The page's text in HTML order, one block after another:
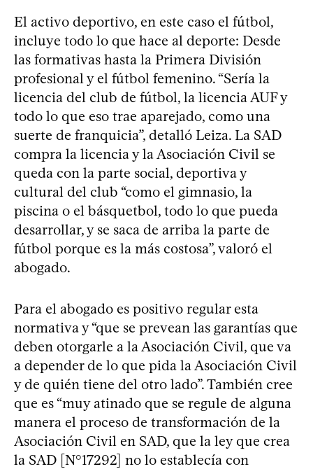
El activo deportivo, en este caso el fútbol,
incluye todo lo que hace al deporte: Desde
las formativas hasta la Primera División
profesional y el fútbol femenino. “Sería la
licencia del club de fútbol, la licencia AUF y
todo lo que eso trae aparejado, como una
suerte de franquicia”, detalló Leiza. La SAD
compra la licencia y la Asociación Civil se
queda con la parte social, deportiva y
cultural del club “como el gimnasio, la
piscina o el básquetbol, todo lo que pueda
desarrollar, y se saca de arriba la parte de
fútbol porque es la más costosa”, valoró el
abogado.
Para el abogado es positivo regular esta
normativa y “que se prevean las garantías que
deben otorgarle a la Asociación Civil, que va
a depender de lo que pida la Asociación Civil
y de quién tiene del otro lado”. También cree
que es “muy atinado que se regule de alguna
manera el proceso de transformación de la
Asociación Civil en SAD, que la ley que crea
la SAD [N°17292] no lo establecía con